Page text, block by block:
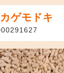
ゲモドキ